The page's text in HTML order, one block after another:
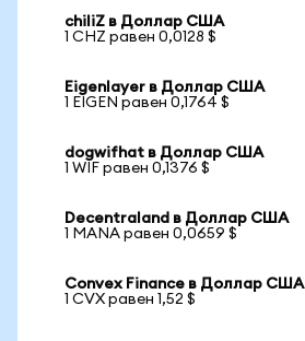
chiliZ в Доллар США
1 CHZ равен 0,0128 $
Eigenlayer в Доллар США
1 EIGEN равен 0,1764 $
dogwifhat в Доллар США
1 WIF равен 0,1376 $
Decentraland в Доллар США
1 MANA равен 0,0659 $
Convex Finance в Доллар США
1 CVX равен 1,52 $